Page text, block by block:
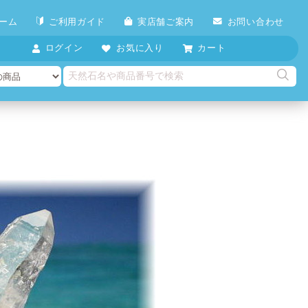
ム ご利用ガイド 実店舗ご案内 お問い合わせ
ログイン お気に入り カート